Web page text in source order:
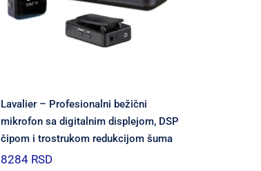
Lavalier – Profesionalni bežični
mikrofon sa digitalnim displejom, DSP
čipom i trostrukom redukcijom šuma
8284 RSD